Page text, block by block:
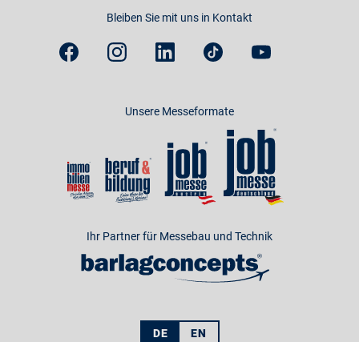
Bleiben Sie mit uns in Kontakt
Unsere Messeformate
Ihr Partner für Messebau und Technik
DE EN